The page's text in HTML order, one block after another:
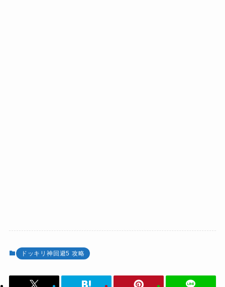
ドッキリ神回避5 攻略